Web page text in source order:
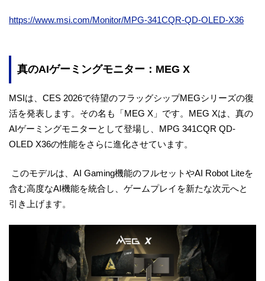
https://www.msi.com/Monitor/MPG-341CQR-QD-OLED-X36
真のAIゲーミングモニター：MEG X
MSIは、CES 2026で待望のフラッグシップMEGシリーズの復
活を発表します。その名も「MEG X」です。MEG Xは、真の
AIゲーミングモニターとして登場し、MPG 341CQR QD-
OLED X36の性能をさらに進化させています。
このモデルは、AI Gaming機能のフルセットやAI Robot Liteを
含む高度なAI機能を統合し、ゲームプレイを新たな次元へと
引き上げます。